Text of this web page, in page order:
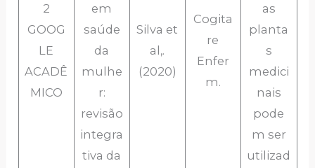
2
GOOG
LE
ACADÊ
MICO
em
saúde
da
mulhe
r:
revisão
integra
tiva da
Silva et
al,.
(2020)
Cogita
re
Enfer
m.
as
planta
s
medici
nais
pode
m ser
utilizad